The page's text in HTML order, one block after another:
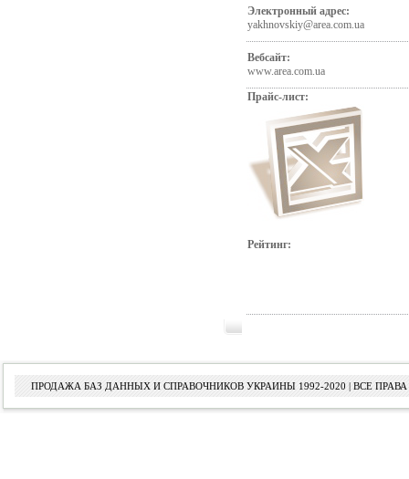
Электронный адрес:
yakhnovskiy@area.com.ua
Вебсайт:
www.area.com.ua
Прайс-лист:
Рейтинг:
ПРОДАЖА БАЗ ДАННЫХ И СПРАВОЧНИКОВ УКРАИНЫ 1992-2020 | ВСЕ